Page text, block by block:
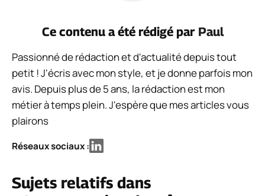
Ce contenu a été rédigé par Paul
Passionné de rédaction et d'actualité depuis tout
petit ! J'écris avec mon style, et je donne parfois mon
avis. Depuis plus de 5 ans, la rédaction est mon
métier à temps plein. J'espère que mes articles vous
plairons
Réseaux sociaux :
Sujets relatifs dans